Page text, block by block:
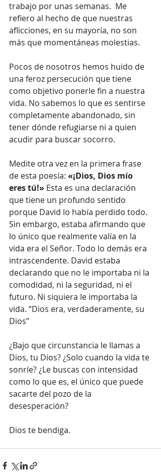
trabajo por unas semanas.  Me
refiero al hecho de que nuestras
aflicciones, en su mayoría, no son
más que momentáneas molestias.
Pocos de nosotros hemos huido de
una feroz persecución que tiene
como objetivo ponerle fin a nuestra
vida. No sabemos lo que es sentirse
completamente abandonado, sin
tener dónde refugiarse ni a quien
acudir para buscar socorro.
Medite otra vez en la primera frase
de esta poesía: «¡Dios, Dios mío
eres tú!» Esta es una declaración
que tiene un profundo sentido
porque David lo había perdido todo.
Sin embargo, estaba afirmando que
lo único que realmente valía en la
vida era el Señor. Todo lo demás era
intrascendente. David estaba
declarando que no le importaba ni la
comodidad, ni la seguridad, ni el
futuro. Ni siquiera le importaba la
vida. “Dios era, verdaderamente, su
Dios”
¿Bajo que circunstancia le llamas a
Dios, tu Dios? ¿Solo cuando la vida te
sonríe? ¿Le buscas con intensidad
como lo que es, el único que puede
sacarte del pozo de la
desesperación?
Dios te bendiga.